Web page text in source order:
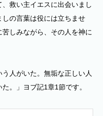
救い主イエスに出会いまし
の言葉は役には立ちませ
しみながら、その人を神に
人がいた。無垢な正しい人
。」ヨブ記1章1節です。